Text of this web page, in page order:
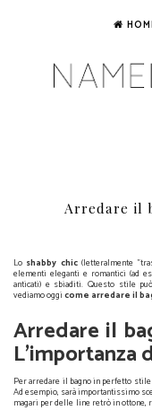
Arredare il
Lo shabby chic(letteralmente
elementi eleganti e romantici (ad
anticati) e sbiaditi. Questo stile
vediamo oggicome arredare il
Arredare il
L'importanza
Per arredare il bagno in perfetto
Ad esempio, sarà importantissimo
magari per delle line retrò in ottone,